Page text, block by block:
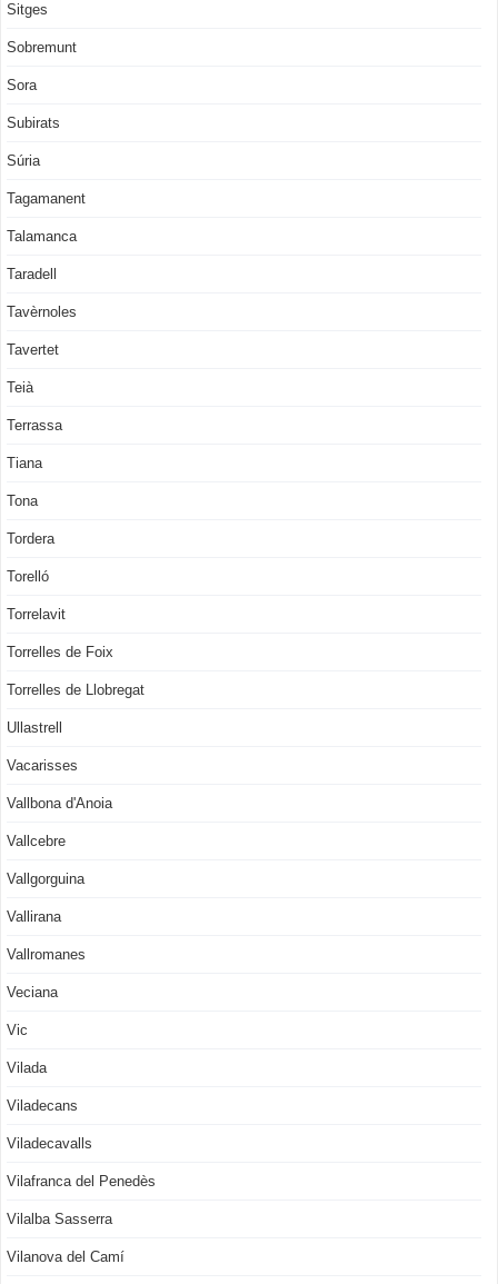
Sitges
Sobremunt
Sora
Subirats
Súria
Tagamanent
Talamanca
Taradell
Tavèrnoles
Tavertet
Teià
Terrassa
Tiana
Tona
Tordera
Torelló
Torrelavit
Torrelles de Foix
Torrelles de Llobregat
Ullastrell
Vacarisses
Vallbona d'Anoia
Vallcebre
Vallgorguina
Vallirana
Vallromanes
Veciana
Vic
Vilada
Viladecans
Viladecavalls
Vilafranca del Penedès
Vilalba Sasserra
Vilanova del Camí